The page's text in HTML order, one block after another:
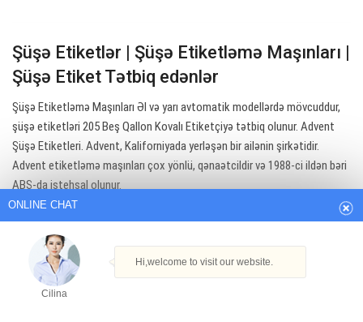
Şüşə Etiketlər | Şüşə Etiketləmə Maşınları |
Şüşə Etiket Tətbiq edənlər
Şüşə Etiketləmə Maşınları Əl və yarı avtomatik modellərdə mövcuddur,
şüşə etiketləri 205 Beş Qallon Kovalı Etiketçiyə tətbiq olunur. Advent
Şüşə Etiketleri. Advent, Kaliforniyada yerləşən bir ailənin şirkətidir.
Advent etiketləmə maşınları çox yönlü, qənaətcildir və 1988-ci ildən bəri
ABŞ-da istehsal olunur.
Get Best Quote
ONLINE CHAT
Cilina